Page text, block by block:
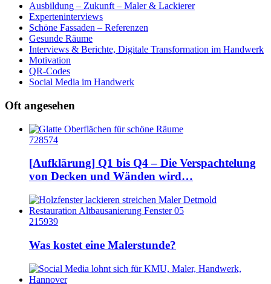
Ausbildung – Zukunft – Maler & Lackierer
Experteninterviews
Schöne Fassaden – Referenzen
Gesunde Räume
Interviews & Berichte, Digitale Transformation im Handwerk
Motivation
QR-Codes
Social Media im Handwerk
Oft angesehen
728574
[Aufklärung] Q1 bis Q4 – Die Verspachtelung
von Decken und Wänden wird…
215939
Was kostet eine Malerstunde?